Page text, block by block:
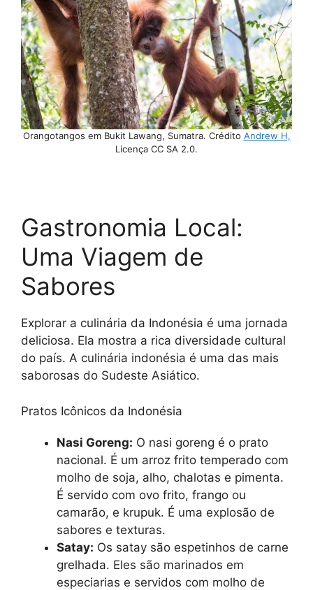
Orangotangos em Bukit Lawang, Sumatra. Crédito Andrew H,
Licença CC SA 2.0.
Gastronomia Local:
Uma Viagem de
Sabores
Explorar a culinária da Indonésia é uma jornada
deliciosa. Ela mostra a rica diversidade cultural
do país. A culinária indonésia é uma das mais
saborosas do Sudeste Asiático.
Pratos Icônicos da Indonésia
Nasi Goreng: O nasi goreng é o prato
nacional. É um arroz frito temperado com
molho de soja, alho, chalotas e pimenta.
É servido com ovo frito, frango ou
camarão, e krupuk. É uma explosão de
sabores e texturas.
Satay: Os satay são espetinhos de carne
grelhada. Eles são marinados em
especiarias e servidos com molho de